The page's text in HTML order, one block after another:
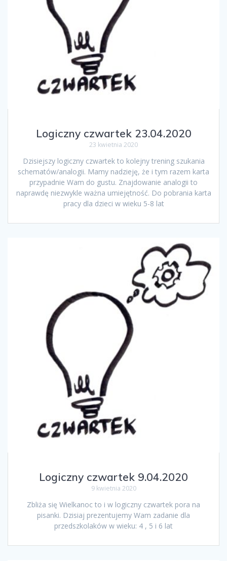
Logiczny czwartek 23.04.2020
23 kwietnia 2020
Dzisiejszy logiczny czwartek to kolejny trening szukania
schematów/analogii. Mamy nadzieję, że i tym razem karta
przypadnie Wam do gustu. Znajdowanie analogii to
naprawdę niezwykle ważna umiejętność. Do pobrania karta
pracy dla dzieci w wieku 5-8 lat
Logiczny czwartek 9.04.2020
9 kwietnia 2020
Zbliża się Wielkanoc to i w logiczny czwartek pora na
pisanki. Dzisiaj prezentujemy Wam zadanie dla
przedszkolaków w wieku: 4 , 5 i 6 lat